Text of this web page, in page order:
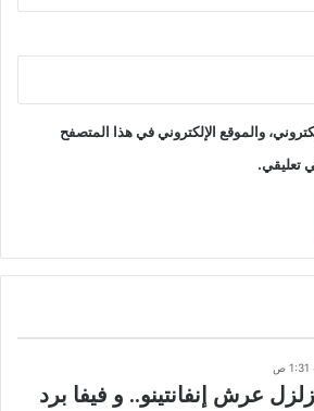
والموقع الإلكتروني في هذا المتصفح
تعليقي.
عرش إنفانتينو.. و فيفا برد